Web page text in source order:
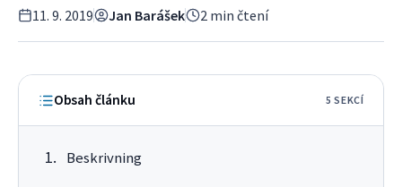
11. 9. 2019 Jan Barášek 2 min čtení
Obsah článku 5 SEKCÍ
Beskrivning